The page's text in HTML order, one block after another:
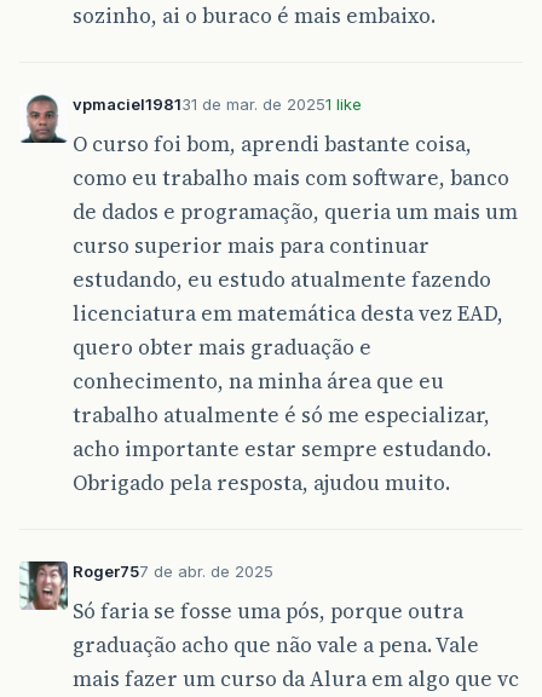
sozinho, ai o buraco é mais embaixo.
vpmaciel198131 de mar. de 20251 like
O curso foi bom, aprendi bastante coisa,
como eu trabalho mais com software, banco
de dados e programação, queria um mais um
curso superior mais para continuar
estudando, eu estudo atualmente fazendo
licenciatura em matemática desta vez EAD,
quero obter mais graduação e
conhecimento, na minha área que eu
trabalho atualmente é só me especializar,
acho importante estar sempre estudando.
Obrigado pela resposta, ajudou muito.
Roger757 de abr. de 2025
Só faria se fosse uma pós, porque outra
graduação acho que não vale a pena. Vale
mais fazer um curso da Alura em algo que vc